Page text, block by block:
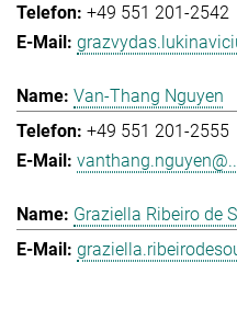
+49 551 201-2542
Van-Thang Nguyen
+49 551 201-2555
Graziella Ribeiro de